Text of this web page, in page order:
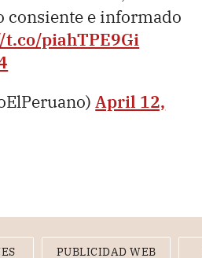
consiente e informado
piahTPE9Gi
April 12,
PUBLICIDAD WEB